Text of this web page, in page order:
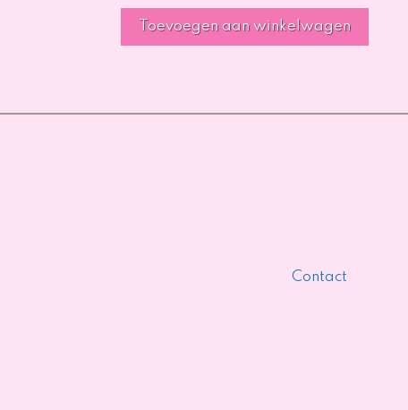
Toevoegen aan winkelwagen
Contact